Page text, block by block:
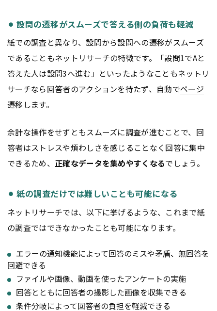
⚫︎ 設問の遷移がスムーズで答える側の負荷も軽減
紙での調査と異なり、設問から設問への遷移がスムーズ
であることもネットリサーチの特徴です。「設問1でAと
答えた人は設問3へ進む」といったようなこともネットリ
サーチなら回答者のアクションを待たず、自動でページ
遷移します。
余計な操作をせずともスムーズに調査が進むことで、回
答者はストレスや煩わしさを感じることなく回答に集中
できるため、 正確なデータを集めやすくなるでしょう。
⚫︎ 紙の調査だけでは難しいことも可能になる
ネットリサーチでは、以下に挙げるような、これまで紙
の調査ではできなかったことも可能になります。
エラーの通知機能によって回答のミスや矛盾、無回答を
回避できる
ファイルや画像、動画を使ったアンケートの実施
回答とともに回答者の撮影した画像を収集できる
条件分岐によって回答者の負担を軽減できる